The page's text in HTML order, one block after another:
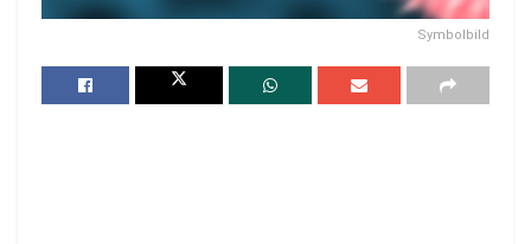
Symbolbild